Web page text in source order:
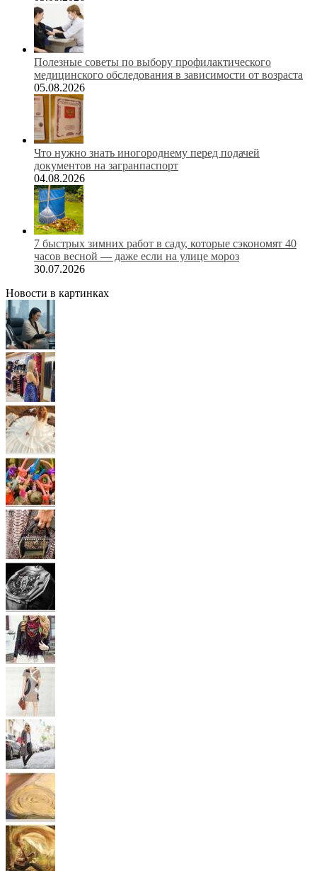
Полезные советы по выбору профилактического
медицинского обследования в зависимости от возраста
05.08.2026
Что нужно знать иногороднему перед подачей
документов на загранпаспорт
04.08.2026
7 быстрых зимних работ в саду, которые сэкономят 40
часов весной — даже если на улице мороз
30.07.2026
Новости в картинках